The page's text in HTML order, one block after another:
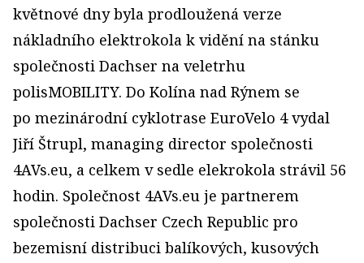
květnové dny byla prodloužená verze
nákladního elektrokola k vidění na stánku
společnosti Dachser na veletrhu
polisMOBILITY. Do Kolína nad Rýnem se
po mezinárodní cyklotrase EuroVelo 4 vydal
Jiří Štrupl, managing director společnosti
4AVs.eu, a celkem v sedle elekrokola strávil 56
hodin. Společnost 4AVs.eu je partnerem
společnosti Dachser Czech Republic pro
bezemisní distribuci balíkových, kusových